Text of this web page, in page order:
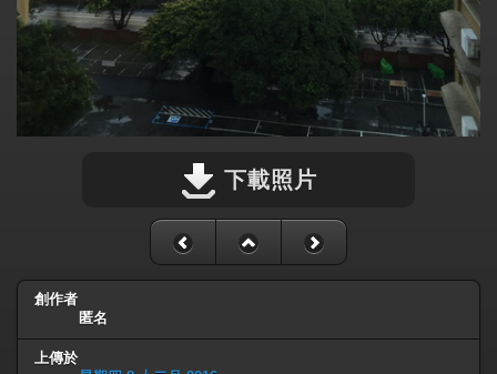
下載照片
創作者
匿名
上傳於